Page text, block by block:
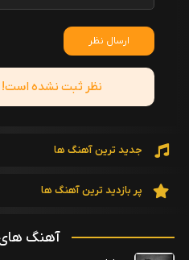
ارسال نظر
نظر ثبت نشده است!
جدید ترین آهنگ ها
پر بازدید ترین آهنگ ها
آهنگ